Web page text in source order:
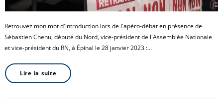
Retrouvez mon mot d'introduction lors de l'apéro-débat en présence de
Sébastien Chenu, député du Nord, vice-président de l'Assemblée Nationale
et vice-président du RN, à Épinal le 28 janvier 2023 :…
Lire la suite